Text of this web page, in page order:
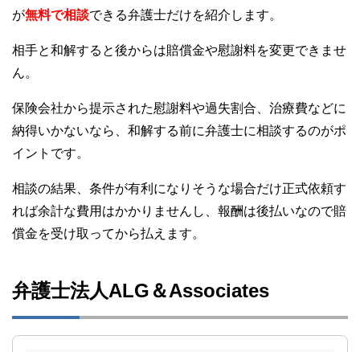
が無料で相談できる弁護士だけを紹介します。
相手と和解すると後からは賠償金や慰謝料を変更できませ
ん。
保険会社から提示された慰謝料や過失割合、治療費などに
納得いかないなら、和解する前に弁護士に相談するのがポ
イントです。
相談の結果、条件が有利になりそうな場合だけ正式依頼す
れば余計な費用はかかりませんし、報酬は後払いなので賠
償金を受け取ってから払えます。
弁護士法人ALG＆Associates